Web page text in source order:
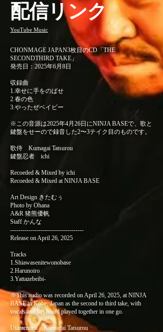
配信リンク
YouTube Music
CHONMAGE JAPAN3枚目のCD「THE
SECONDTHIRD TAKE」
発売日：2025年6月8日
収録曲
1.幸せに手をのばせ
2.春の色
3.やったぜベイビー
※この音源は2025年4月26日にNINJA BASEで、歌と
鍵盤をせーので録音した2〜3テイク目のものです。
歌侍 Kumagai Tatsurou
鍵盤忍者 ichi
Recoeded & Mixed by ichi
Recoeded & Mixed at NINJA BASE
Art Design きたむぅ
Photo by Ohana
A&R 猪熊優帆
Staff かんな
------------------------------------
Release on April 26, 2025
Tracks
1.Shiawasenitewonobase
2.Harunoiro
3.Yattazebeibi-
※This audio was recorded on April 26, 2025, at NINJA
BASE in Kobe, Japan as the second to third take, with
vocals and keyboard played together in one go.
Utazamurai Kumagai Tatsurou